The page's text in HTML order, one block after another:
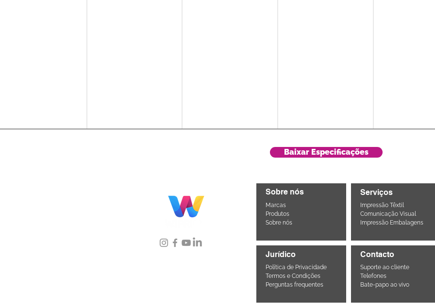
Baixar Especificações
Sobre nós
Marcas
Produtos
Sobre nós
Jurídico
Política de Privacidade
Termos e Condições
Perguntas frequentes
Serviços
Impressão Têxtil
Comunicação Visual
Impressão Embalagens
Contacto
Suporte ao cliente
Telefones
Bate-papo ao vivo